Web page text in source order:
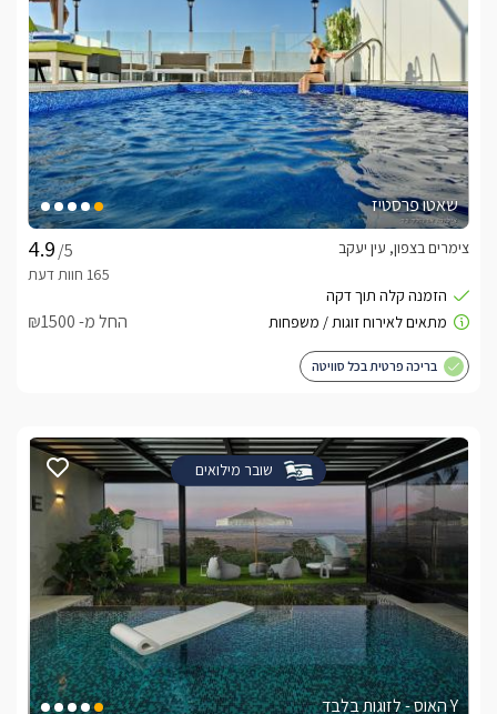
שאטו פרסטיז
/5
צימרים בצפון, עין יעקב
החל מ- ₪1500
בריכה פרטית בכל סוויטה
שובר מילואים
Y האוס - לזוגות בלבד